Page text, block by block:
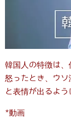
韓国人の特徴は、
怒ったとき、ウ
と表情が出るよう
*動画